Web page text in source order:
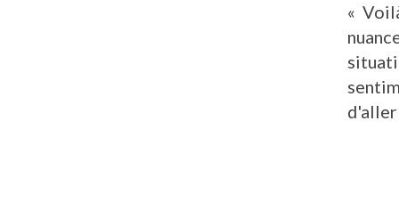
«
d'aller